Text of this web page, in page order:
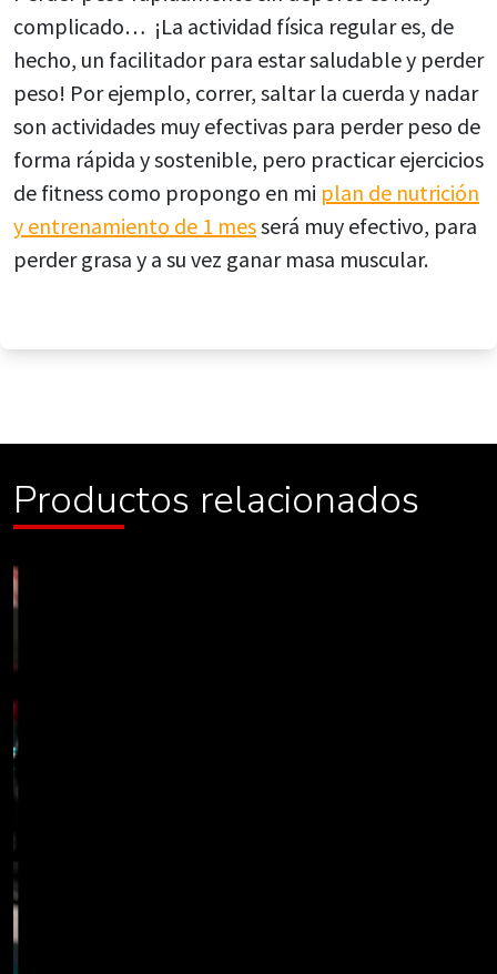
complicado… ¡La actividad física regular es, de
hecho, un facilitador para estar saludable y perder
peso! Por ejemplo, correr, saltar la cuerda y nadar
son actividades muy efectivas para perder peso de
forma rápida y sostenible, pero practicar ejercicios
de fitness como propongo en mi plan de nutrición
y entrenamiento de 1 messerá muy efectivo, para
perder grasa y a su vez ganar masa muscular.
Productos relacionados